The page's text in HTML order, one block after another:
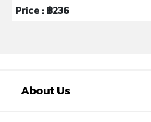
Price : ฿236
About Us